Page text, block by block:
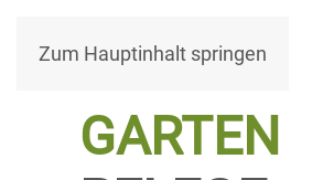
Zum Hauptinhalt springen
GARTEN